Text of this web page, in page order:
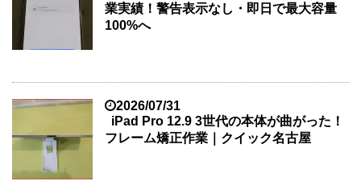
業実績！警告表示なし・即日で最大容量
100%へ
2026/07/31
iPad Pro 12.9 3世代の本体が曲がった！
フレーム矯正作業｜クイック名古屋